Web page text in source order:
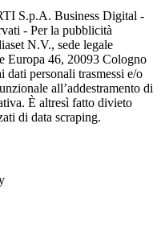
S.p.A. Business Digital -
- Per la pubblicità
N.V., sede legale
Europa 46, 20093 Cologno
dati personali trasmessi e/o
all’addestramento di
È altresì fatto divieto
di data scraping.